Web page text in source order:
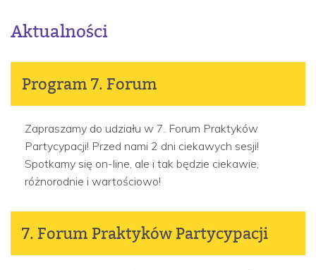
Aktualności
Program 7. Forum
Zapraszamy do udziału w 7. Forum Praktyków
Partycypacji! Przed nami 2 dni ciekawych sesji!
Spotkamy się on-line, ale i tak będzie ciekawie,
różnorodnie i wartościowo!
7. Forum Praktyków Partycypacji